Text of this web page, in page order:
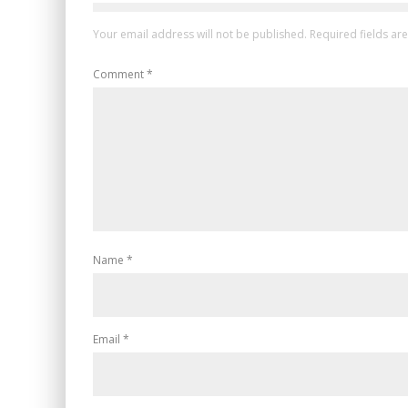
Your email address will not be published. Required fields
Comment*
Name *
Email *